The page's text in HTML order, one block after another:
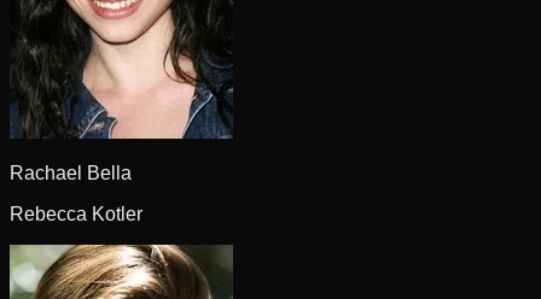
Rachael Bella
Rebecca Kotler